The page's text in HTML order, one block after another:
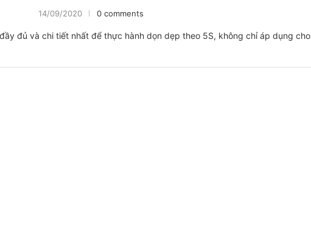
14/09/2020 0 comments
đủ và chi tiết nhất để thực hành dọn dẹp theo 5S, không chỉ áp dụng cho